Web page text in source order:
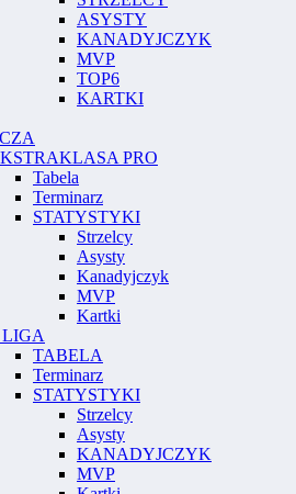
ASYSTY
KANADYJCZYK
MVP
TOP6
KARTKI
PRO
Tabela
Terminarz
STATYSTYKI
Strzelcy
Asysty
Kanadyjczyk
MVP
Kartki
LIGA
TABELA
Terminarz
STATYSTYKI
Strzelcy
Asysty
KANADYJCZYK
MVP